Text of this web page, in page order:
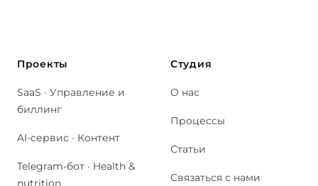
Проекты
SaaS · Управление и
биллинг
AI-сервис · Контент
Telegram-бот · Health &
nutrition
Студия
О нас
Процессы
Статьи
Связаться с нами